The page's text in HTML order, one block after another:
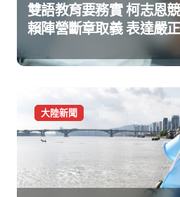
雙語教育要務實 柯志恩
賴陣營斷章取義 表達嚴
大陸新聞